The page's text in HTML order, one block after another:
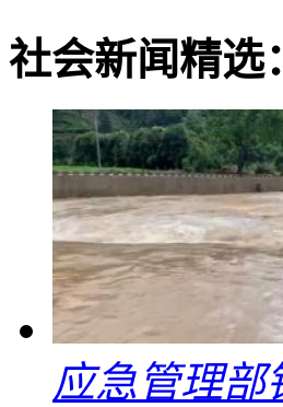
社会新闻精选：
应急管理部